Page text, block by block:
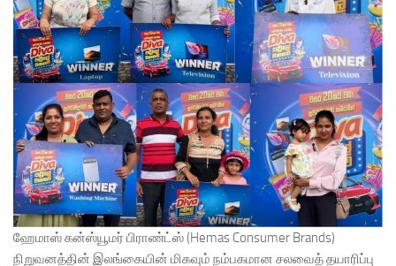
ஹேமாஸ் கன்ஸ்யூமர் பிராண்ட்ஸ் (Hemas Consumer Brands)
நிறுவனத்தின் இலங்கையின் மிகவும் நம்பகமான சலவைத் தயாரிப்பு